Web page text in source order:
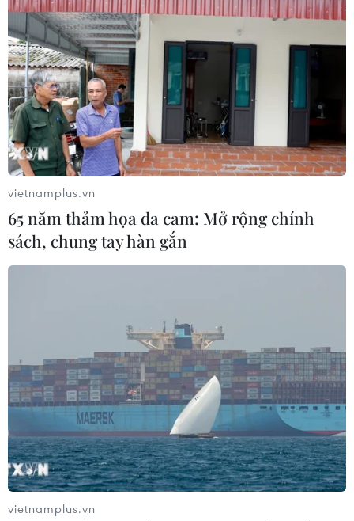
Malaysia: Hàng trăm người đã tiêm chủng
vaccine vẫn mắc COVID-19
27/05/2021 12:55
Bộ trưởng Y tế Malaysi cho biết Malaysia đã có 219
nhân viên tuyến đầu chống dịch đã tiêm ngừa một mũi
vaccine và 97 người khác đã hoàn thành hai mũi vẫn bị
mắc COVID-19.
vietnamplus.vn
65 năm thảm họa da cam: Mở rộng chính
sách, chung tay hàn gắn
vietnamplus.vn